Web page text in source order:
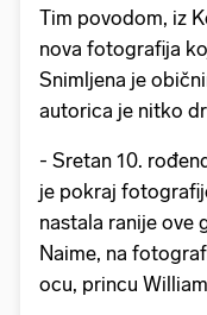
Tim povodom, iz
nova fotografija
Snimljena je
autorica je nitko
- Sretan 10.
je pokraj
nastala ranije ove
Naime, na
ocu, princu